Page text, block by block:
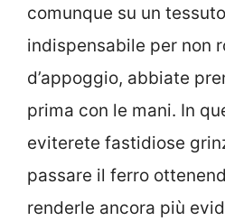
comunque su un
indispensabile per non
d’appoggio, abbiate
prima con le mani. In
eviterete fastidiose
passare il ferro
renderle ancora più